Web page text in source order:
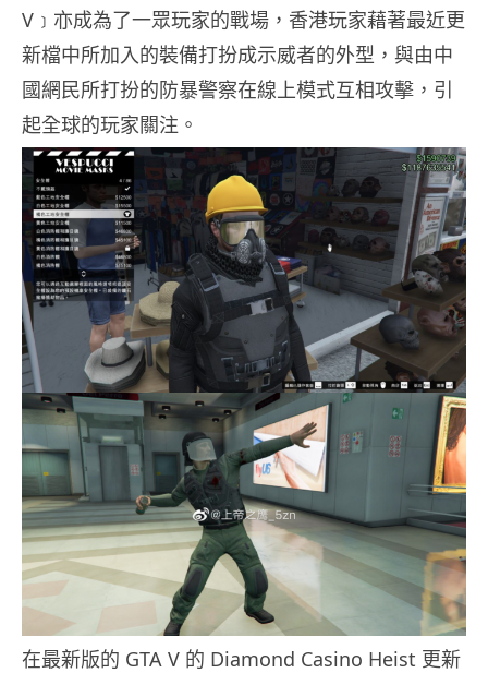
V﹞亦成為了一眾玩家的戰場，香港玩家藉著最近更
新檔中所加入的裝備打扮成示威者的外型，與由中
國網民所打扮的防暴警察在線上模式互相攻擊，引
起全球的玩家關注。
在最新版的 GTA V 的 Diamond Casino Heist 更新